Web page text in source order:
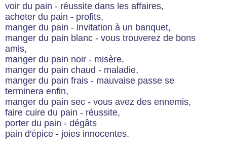
voir du pain - réussite dans les affaires,
acheter du pain - profits,
manger du pain - invitation à un banquet,
manger du pain blanc - vous trouverez de bons
amis,
manger du pain noir - misère,
manger du pain chaud - maladie,
manger du pain frais - mauvaise passe se
terminera enfin,
manger du pain sec - vous avez des ennemis,
faire cuire du pain - réussite,
porter du pain - dégâts
pain d'épice - joies innocentes.